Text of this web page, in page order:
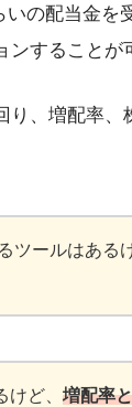
の配当金を
ンすることが
、増配率、
ツールはある
ど、 増配率